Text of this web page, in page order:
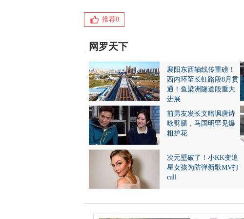
推荐0
网罗天下
襄阳东西轴线传重磅！
西内环至长虹路段8月贯
通！鱼梁洲隧道段重大
进展
前男友发长文暗讽唐诗
咏劈腿，马国明罕见爆
粗护花
次元壁破了！小KK变追
星女孩为防弹新歌MV打
call